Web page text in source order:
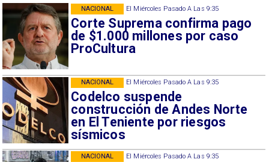
El Miércoles Pasado A Las 9:35
Corte Suprema confirma pago
de $1.000 millones por caso
ProCultura
NACIONAL
El Miércoles Pasado A Las 9:35
Codelco suspende
construcción de Andes Norte
en El Teniente por riesgos
sísmicos
NACIONAL
El Miércoles Pasado A Las 9:35
NACIONAL